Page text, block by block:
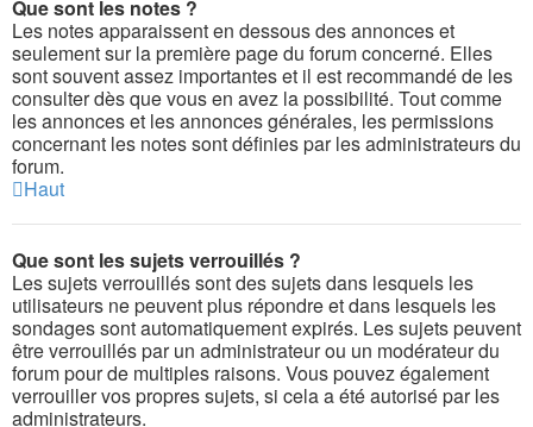
Que sont les notes ?
Les notes apparaissent en dessous des annonces et
seulement sur la première page du forum concerné. Elles
sont souvent assez importantes et il est recommandé de les
consulter dès que vous en avez la possibilité. Tout comme
les annonces et les annonces générales, les permissions
concernant les notes sont définies par les administrateurs du
forum.
Haut
Que sont les sujets verrouillés ?
Les sujets verrouillés sont des sujets dans lesquels les
utilisateurs ne peuvent plus répondre et dans lesquels les
sondages sont automatiquement expirés. Les sujets peuvent
être verrouillés par un administrateur ou un modérateur du
forum pour de multiples raisons. Vous pouvez également
verrouiller vos propres sujets, si cela a été autorisé par les
administrateurs.